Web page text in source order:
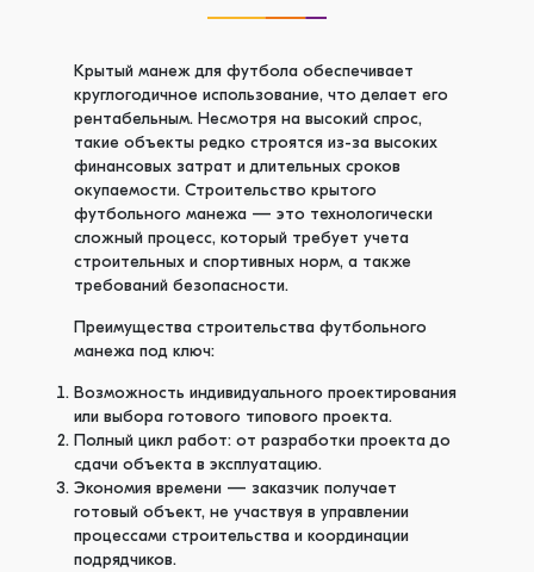
Крытый манеж для футбола обеспечивает
круглогодичное использование, что делает его
рентабельным. Несмотря на высокий спрос,
такие объекты редко строятся из-за высоких
финансовых затрат и длительных сроков
окупаемости. Строительство крытого
футбольного манежа — это технологически
сложный процесс, который требует учета
строительных и спортивных норм, а также
требований безопасности.
Преимущества строительства футбольного
манежа под ключ:
Возможность индивидуального проектирования
или выбора готового типового проекта.
Полный цикл работ: от разработки проекта до
сдачи объекта в эксплуатацию.
Экономия времени — заказчик получает
готовый объект, не участвуя в управлении
процессами строительства и координации
подрядчиков.